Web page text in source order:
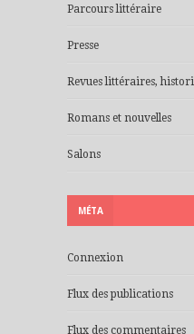
Parcours littéraire
Presse
Revues littéraires,
Romans et nouvelles
Salons
MÉTA
Connexion
Flux des publications
Flux des commentaires